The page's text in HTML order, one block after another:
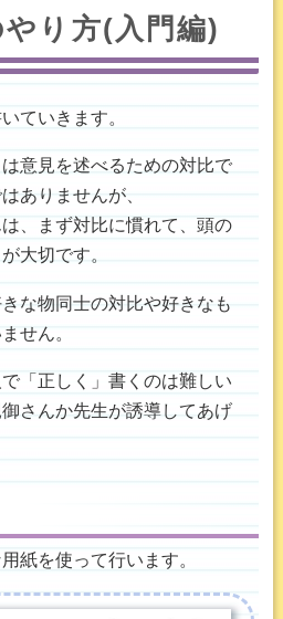
り方(入門編)
ていきます。
意見を述べるための対比で
ありませんが、
、まず対比に慣れて、頭の
大切です。
な物同士の対比や好きなも
せん。
「正しく」書くのは難しい
さんか先生が誘導してあげ
紙を使って行います。